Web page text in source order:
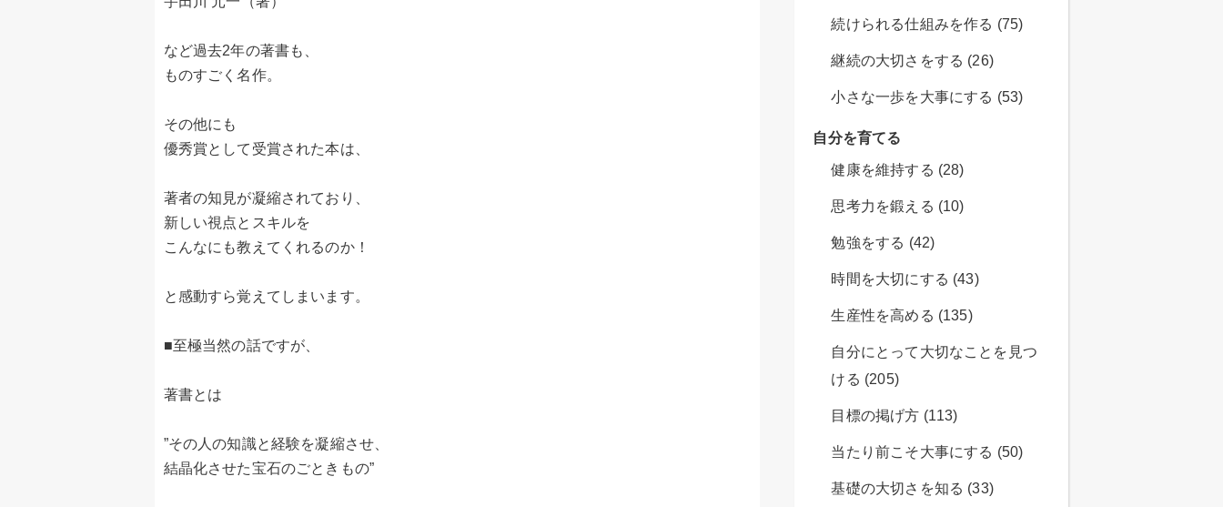
など過去2年の著書も、
ものすごく名作。
その他にも
優秀賞として受賞された本は、
著者の知見が凝縮されており、
新しい視点とスキルを
こんなにも教えてくれるのか！
と感動すら覚えてしまいます。
■至極当然の話ですが、
著書とは
”その人の知識と経験を凝縮させ、
結晶化させた宝石のごときもの”
続けられる仕組みを作る (75)
継続の大切さをする (26)
小さな一歩を大事にする (53)
自分を育てる
健康を維持する (28)
思考力を鍛える (10)
勉強をする (42)
時間を大切にする (43)
生産性を高める (135)
自分にとって大切なことを見つ
ける (205)
目標の掲げ方 (113)
当たり前こそ大事にする (50)
基礎の大切さを知る (33)